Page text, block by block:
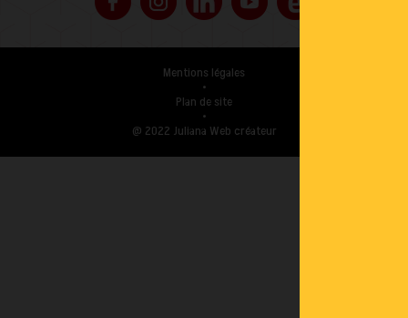
Mentions légales
•
Plan de site
•
@ 2022 Juliana Web créateur